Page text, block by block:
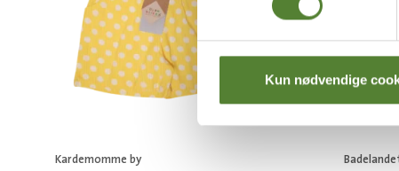
Kun nødvendige
Kardemomme by